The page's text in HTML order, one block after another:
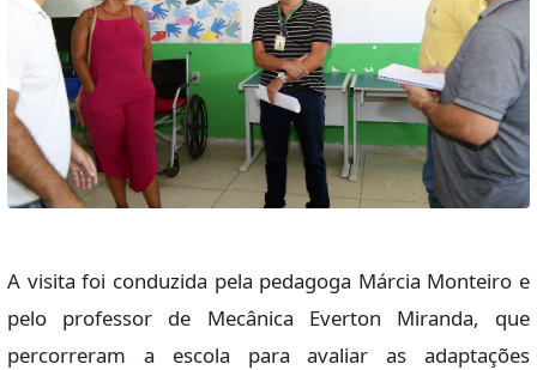
A visita foi conduzida pela pedagoga Márcia Monteiro e
pelo professor de Mecânica Everton Miranda, que
percorreram a escola para avaliar as adaptações